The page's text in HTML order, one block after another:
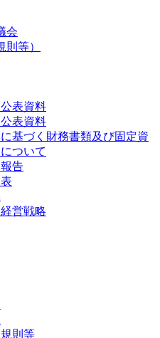
会
等）
表資料
表資料
基づく財務書類及び固定資
ついて
告
営戦略
則等